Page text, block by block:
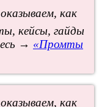
как
кейсы, гайды
→ «Промты
как